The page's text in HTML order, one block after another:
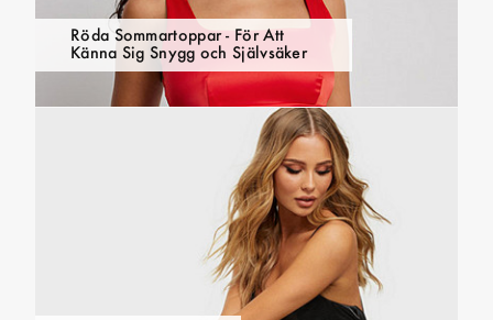
Röda Sommartoppar - För Att
Känna Sig Snygg och Självsäker